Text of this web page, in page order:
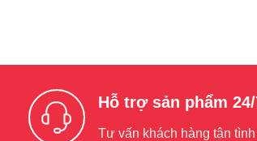
Hỗ trợ sản phẩm
Tư vấn khách hàng tận